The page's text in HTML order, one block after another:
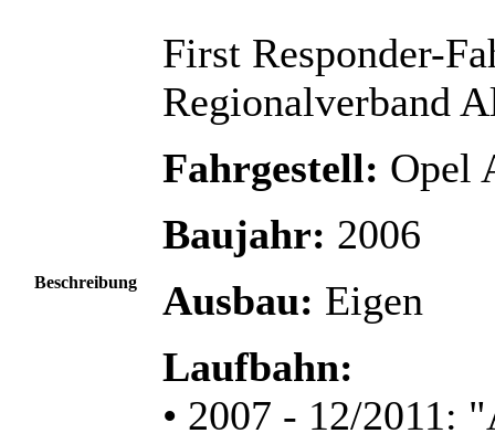
Beschreibung
First Responder-
Regionalverband
Fahrgestell: Opel
Baujahr: 2006
Ausbau: Eigen
Laufbahn:
• 2007 - 12/2011: